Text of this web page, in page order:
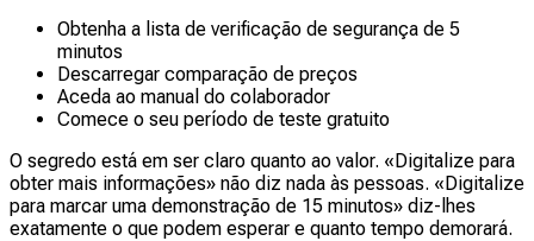
Obtenha a lista de verificação de segurança de 5
minutos
Descarregar comparação de preços
Aceda ao manual do colaborador
Comece o seu período de teste gratuito
O segredo está em ser claro quanto ao valor. «Digitalize para
obter mais informações» não diz nada às pessoas. «Digitalize
para marcar uma demonstração de 15 minutos» diz-lhes
exatamente o que podem esperar e quanto tempo demorará.